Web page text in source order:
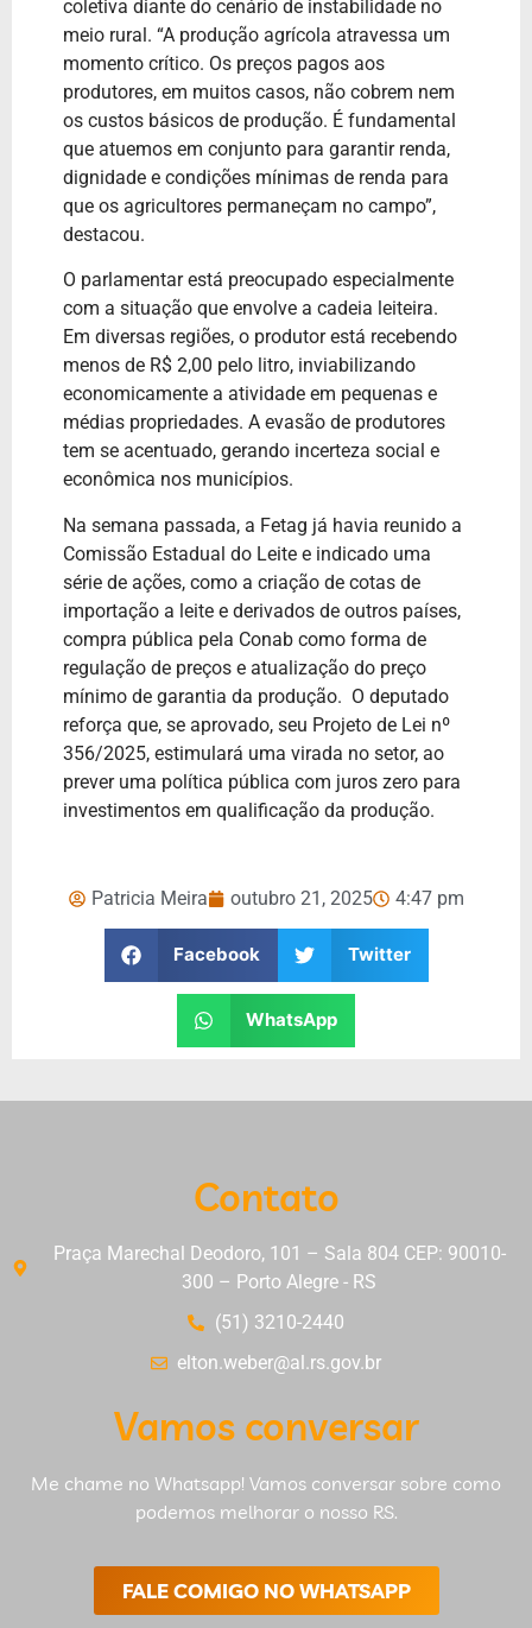
coletiva diante do cenário de instabilidade no
meio rural. “A produção agrícola atravessa um
momento crítico. Os preços pagos aos
produtores, em muitos casos, não cobrem nem
os custos básicos de produção. É fundamental
que atuemos em conjunto para garantir renda,
dignidade e condições mínimas de renda para
que os agricultores permaneçam no campo”,
destacou.
O parlamentar está preocupado especialmente
com a situação que envolve a cadeia leiteira.
Em diversas regiões, o produtor está recebendo
menos de R$ 2,00 pelo litro, inviabilizando
economicamente a atividade em pequenas e
médias propriedades. A evasão de produtores
tem se acentuado, gerando incerteza social e
econômica nos municípios.
Na semana passada, a Fetag já havia reunido a
Comissão Estadual do Leite e indicado uma
série de ações, como a criação de cotas de
importação a leite e derivados de outros países,
compra pública pela Conab como forma de
regulação de preços e atualização do preço
mínimo de garantia da produção. O deputado
reforça que, se aprovado, seu Projeto de Lei nº
356/2025, estimulará uma virada no setor, ao
prever uma política pública com juros zero para
investimentos em qualificação da produção.
Patricia Meira outubro 21, 2025 4:47 pm
Facebook Twitter
WhatsApp
Contato
Praça Marechal Deodoro, 101 – Sala 804 CEP: 90010-
300 – Porto Alegre - RS
(51) 3210-2440
elton.weber@al.rs.gov.br
Vamos conversar
Me chame no Whatsapp! Vamos conversar sobre como
podemos melhorar o nosso RS.
FALE COMIGO NO WHATSAPP